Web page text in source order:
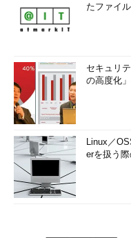
たファイ
セキュリ
の高度化
Linux／
erを扱う